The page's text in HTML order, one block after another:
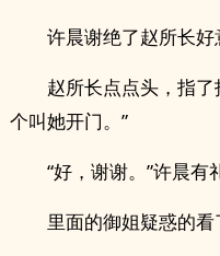
许晨谢绝了赵所长好
赵所长点点头，指
个叫她开门。”
“好，谢谢。”许晨有
里面的御姐疑惑的